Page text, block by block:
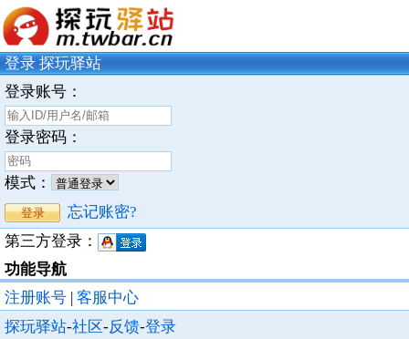
登录 探玩驿站
登录账号：
登录密码：
模式：
忘记账密?
第三方登录：
功能导航
注册账号 | 客服中心
探玩驿站-社区-反馈-登录